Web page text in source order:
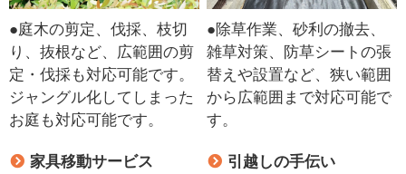
●庭木の剪定、伐採、枝切
り、抜根など、広範囲の剪
定・伐採も対応可能です。
ジャングル化してしまった
お庭も対応可能です。
●除草作業、砂利の撤去、
雑草対策、防草シートの張
替えや設置など、狭い範囲
から広範囲まで対応可能で
す。
家具移動サービス 引越しの手伝い